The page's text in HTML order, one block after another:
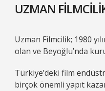
UZMAN
Uzman Filmcilik; 1980
olan ve Beyoğlu’nda
Türkiye’deki film
birçok önemli yapıt